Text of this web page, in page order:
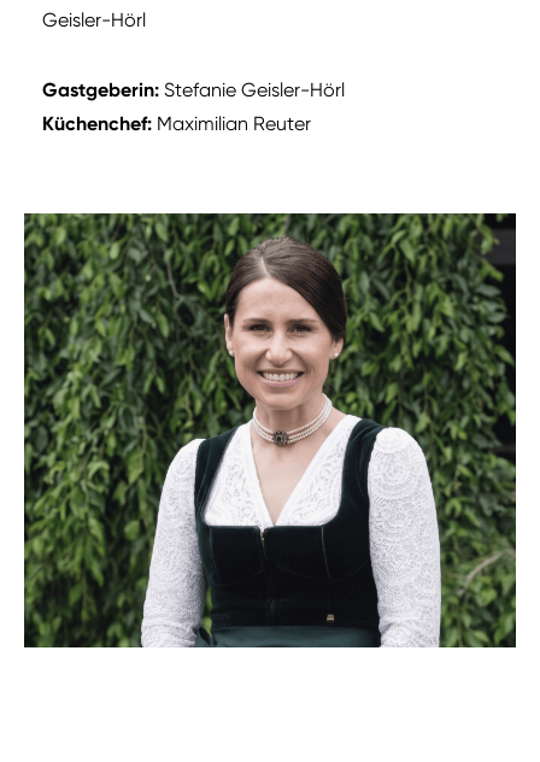
Geisler-Hörl
Gastgeberin: Stefanie Geisler-Hörl
Küchenchef: Maximilian Reuter